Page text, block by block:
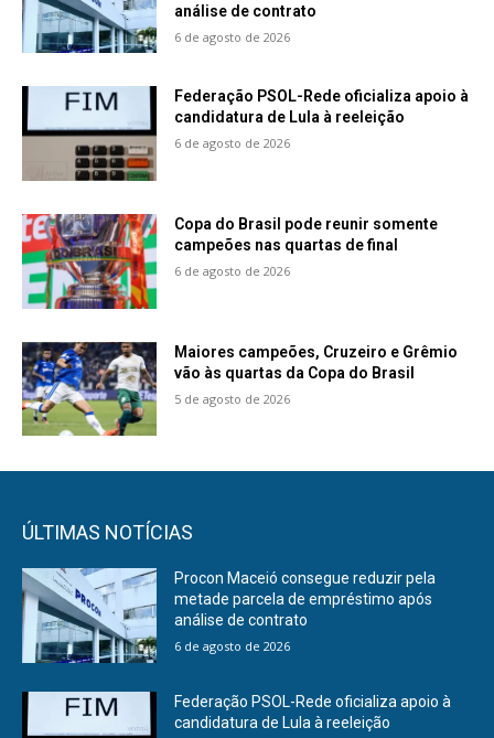
análise de contrato
6 de agosto de 2026
Federação PSOL-Rede oficializa apoio à
candidatura de Lula à reeleição
6 de agosto de 2026
Copa do Brasil pode reunir somente
campeões nas quartas de final
6 de agosto de 2026
Maiores campeões, Cruzeiro e Grêmio
vão às quartas da Copa do Brasil
5 de agosto de 2026
ÚLTIMAS NOTÍCIAS
Procon Maceió consegue reduzir pela
metade parcela de empréstimo após
análise de contrato
6 de agosto de 2026
Federação PSOL-Rede oficializa apoio à
candidatura de Lula à reeleição